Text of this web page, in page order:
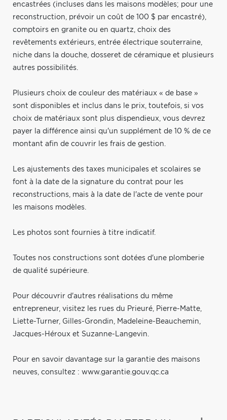
encastrées (incluses dans les maisons modèles; pour une
reconstruction, prévoir un coût de 100 $ par encastré),
comptoirs en granite ou en quartz, choix des
revêtements extérieurs, entrée électrique souterraine,
niche dans la douche, dosseret de céramique et plusieurs
autres possibilités.
Plusieurs choix de couleur des matériaux « de base »
sont disponibles et inclus dans le prix, toutefois, si vos
choix de matériaux sont plus dispendieux, vous devrez
payer la différence ainsi qu'un supplément de 10 % de ce
montant afin de couvrir les frais de gestion.
Les ajustements des taxes municipales et scolaires se
font à la date de la signature du contrat pour les
reconstructions, mais à la date de l'acte de vente pour
les maisons modèles.
Les photos sont fournies à titre indicatif.
Toutes nos constructions sont dotées d'une plomberie
de qualité supérieure.
Pour découvrir d'autres réalisations du même
entrepreneur, visitez les rues du Prieuré, Pierre-Matte,
Liette-Turner, Gilles-Grondin, Madeleine-Beauchemin,
Jacques-Héroux et Suzanne-Langevin.
Pour en savoir davantage sur la garantie des maisons
neuves, consultez : www.garantie.gouv.qc.ca